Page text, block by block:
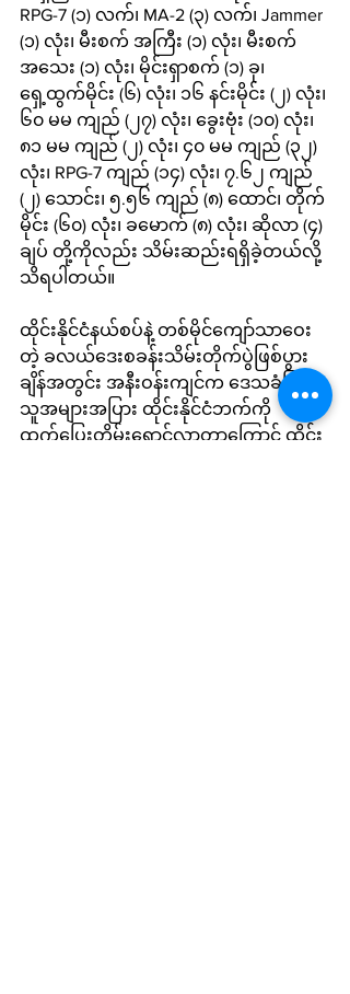
RPG-7 (၁) လက်၊ MA-2 (၃) လက်၊ Jammer
(၁) လုံး၊ မီးစက် အကြီး (၁) လုံး၊ မီးစက်
အသေး (၁) လုံး၊ မိုင်းရှာစက် (၁) ခု၊
ရှေ့ထွက်မိုင်း (၆) လုံး၊ ၁၆ နင်းမိုင်း (၂) လုံး၊
၆၀ မမ ကျည် (၂၇) လုံး၊ ခွေးဗုံး (၁၀) လုံး၊
၈၁ မမ ကျည် (၂) လုံး၊ ၄၀ မမ ကျည် (၃၂)
လုံး၊ RPG-7 ကျည် (၁၄) လုံး၊ ၇.၆၂ ကျည်
(၂) သောင်း၊ ၅.၅၆ ကျည် (၈) ထောင်၊ တိုက်
မိုင်း (၆၀) လုံး၊ ခမောက် (၈) လုံး၊ ဆိုလာ (၄)
ချပ် တို့ကိုလည်း သိမ်းဆည်းရရှိခဲ့တယ်လို့
သိရပါတယ်။
ထိုင်းနိုင်ငံနယ်စပ်နဲ့ တစ်မိုင်ကျော်သာဝေး
တဲ့ ခလယ်ဒေးစခန်းသိမ်းတိုက်ပွဲဖြစ်ပွား
ချိန်အတွင်း အနီးဝန်းကျင်က ဒေသခံပြည်
သူအများအပြား ထိုင်းနိုင်ငံဘက်ကို
ထွက်ပြေးတိမ်းရှောင်လာတာကြောင့် ထိုင်း